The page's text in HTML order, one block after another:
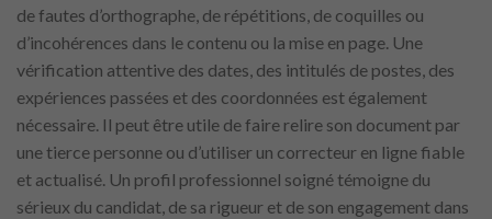
de fautes d’orthographe, de répétitions, de coquilles ou
d’incohérences dans le contenu ou la mise en page. Une
vérification attentive des dates, des intitulés de postes, des
expériences passées et des coordonnées est également
nécessaire. Il peut être utile de faire relire son document par
une tierce personne ou d’utiliser un correcteur en ligne fiable
et actualisé. Un profil professionnel soigné témoigne du
sérieux du candidat, de sa rigueur et de son engagement dans